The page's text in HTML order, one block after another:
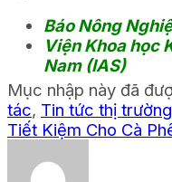
Báo Nông
Viện Khoa học
Nam (IAS)
Mục nhập này đã
tác, Tin tức thị trường
Tiết Kiệm Cho Cà